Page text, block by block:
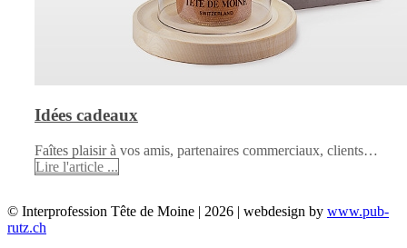
Idées cadeaux
Faîtes plaisir à vos amis, partenaires commerciaux, clients…
Lire l'article ...
© Interprofession Tête de Moine | 2026 | webdesign by www.pub-
rutz.ch